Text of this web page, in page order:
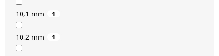
10,1 mm 1
10,2 mm 1